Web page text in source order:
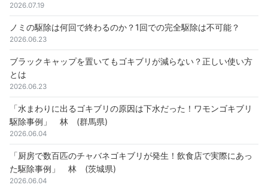
2026.07.19
ノミの駆除は何回で終わるのか？1回での完全駆除は不可能？
2026.06.23
ブラックキャップを置いてもゴキブリが減らない？正しい使い方
とは
2026.06.23
「水まわりに出るゴキブリの原因は下水だった！ワモンゴキブリ
駆除事例」 林 (群馬県)
2026.06.04
「厨房で数百匹のチャバネゴキブリが発生！飲食店で実際にあっ
た駆除事例」 林 (茨城県)
2026.06.04